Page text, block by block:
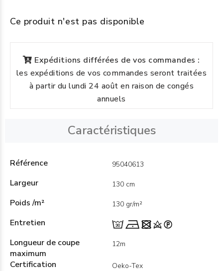
Ce produit n'est pas disponible
Expéditions différées de vos commandes :
les expéditions de vos commandes seront traitées
à partir du lundi 24 août en raison de congés
annuels
Caractéristiques
Référence 95040613
Largeur 130 cm
Poids /m² 130 gr/m²
Entretien
Longueur de coupe
maximum
12m
Certification Oeko-Tex